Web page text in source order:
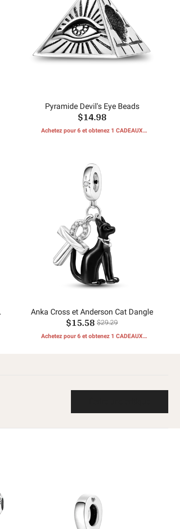
Pyramide Devil's Eye Beads
$14.98
Achetez pour 6 et obtenez 1 CADEAUX
Anka Cross et Anderson Cat Dangle
$15.58 $29.29
Achetez pour 6 et obtenez 1 CADEAUX